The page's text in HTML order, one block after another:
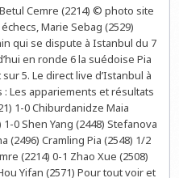
PRIX
FÉMININ
À
ISTANBUL
:
RONDE
6
À
14H
Cemre (2214) © photo site
Marie Sebag (2529)
qui se dispute à Istanbul du 7
en ronde 6 la suédoise Pia
sur 5. Le direct live d’Istanbul à
Les appariements et résultats
1-0 Chiburdanidze Maia
0 Shen Yang (2448) Stefanova
(2496) Cramling Pia (2548) 1/2
(2214) 0-1 Zhao Xue (2508)
Yifan (2571) Pour tout voir et